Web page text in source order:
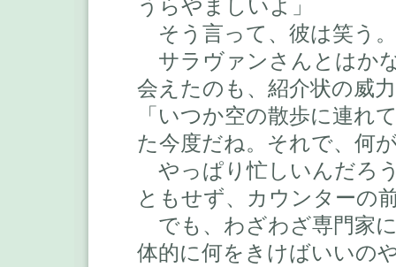
うらやましいよ」
そう言って、彼は笑う。
サラヴァンさんとはか
会えたのも、紹介状の威
「いつか空の散歩に連れ
た今度だね。それで、何
やっぱり忙しいんだろ
ともせず、カウンターの
でも、わざわざ専門家
体的に何をきけばいいの